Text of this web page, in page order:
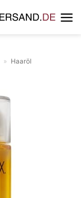
» Haaröl